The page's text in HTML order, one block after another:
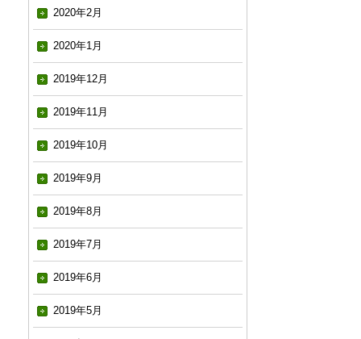
2020年2月
2020年1月
2019年12月
2019年11月
2019年10月
2019年9月
2019年8月
2019年7月
2019年6月
2019年5月